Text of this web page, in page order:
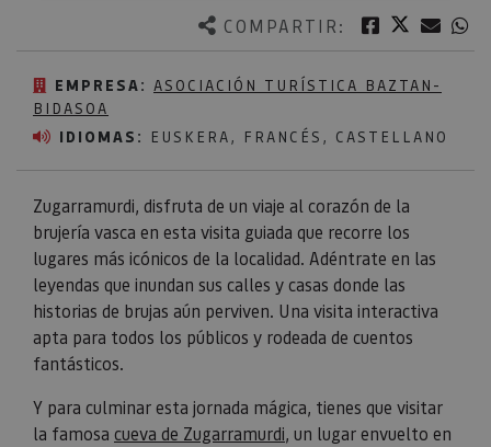
COMPARTIR: Facebook
Twitter
EMPRESA: ASOCIACIÓN TURÍSTICA BAZTAN-
BIDASOA
IDIOMAS: EUSKERA, FRANCÉS, CASTELLANO
Zugarramurdi, disfruta de un viaje al corazón de la
brujería vasca en esta visita guiada que recorre los
lugares más icónicos de la localidad. Adéntrate en las
leyendas que inundan sus calles y casas donde las
historias de brujas aún perviven. Una visita interactiva
apta para todos los públicos y rodeada de cuentos
fantásticos.
Y para culminar esta jornada mágica, tienes que visitar
la famosa cueva de Zugarramurdi, un lugar envuelto en